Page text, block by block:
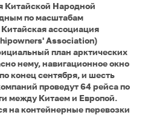
Китайской Народной
по масштабам
ассоциация
Association)
план арктических
нему, навигационное окно
конец сентября, и шесть
проведут 64 рейса по
между Китаем и Европой.
на контейнерные перевозки